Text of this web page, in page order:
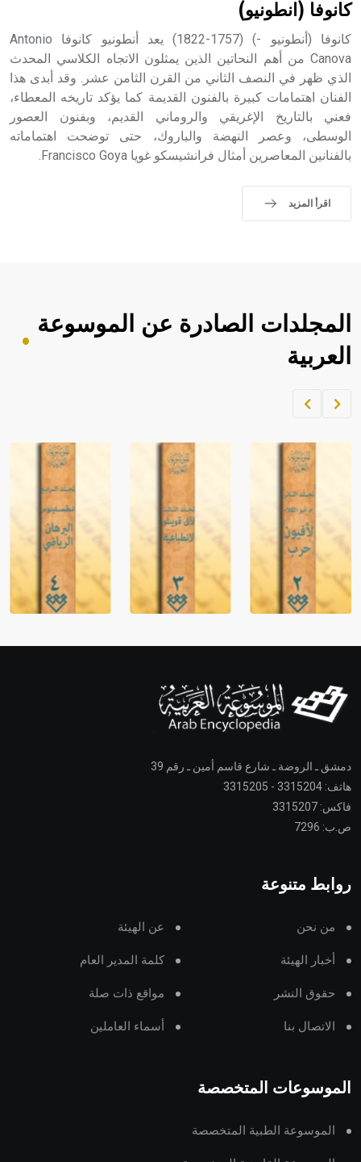
كانوفا (انطونيو)
كانوفا (أنطونيو -) (1757-1822) يعد أنطونيو كانوفا Antonio
Canova من أهم النحاتين الذين يمثلون الاتجاه الكلاسي المحدث
الذي ظهر في النصف الثاني من القرن الثامن عشر. وقد أبدى هذا
الفنان اهتمامات كبيرة بالفنون القديمة كما يؤكد تاريخه المعطاء،
فعني بالتاريخ الإغريقي والروماني القديم، وبفنون العصور
الوسطى، وعصر النهضة والباروك، حتى توضحت اهتماماته
بالفنانين المعاصرين أمثال فرانشيسكو غويا Francisco Goya.
اقرأ المزيد
المجلدات الصادرة عن الموسوعة
العربية
دمشق ـ الروضة ـ شارع قاسم أمين ـ رقم 39
هاتف: 3315204 - 3315205
فاكس: 3315207
ص.ب: 7296
روابط متنوعة
من نحن عن الهيئة
أخبار الهيئة كلمة المدير العام
حقوق النشر مواقع ذات صلة
الاتصال بنا أسماء العاملين
الموسوعات المتخصصة
الموسوعة الطبية المتخصصة